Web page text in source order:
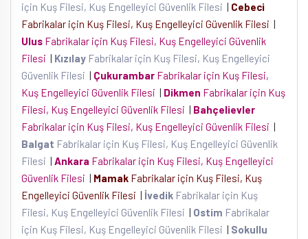
için Kuş Filesi, Kuş Engelleyici Güvenlik Filesi | Cebeci
Fabrikalar için Kuş Filesi, Kuş Engelleyici Güvenlik Filesi |
Ulus Fabrikalar için Kuş Filesi, Kuş Engelleyici Güvenlik
Filesi | Kızılay Fabrikalar için Kuş Filesi, Kuş Engelleyici
Güvenlik Filesi | Çukurambar Fabrikalar için Kuş Filesi,
Kuş Engelleyici Güvenlik Filesi | Dikmen Fabrikalar için Kuş
Filesi, Kuş Engelleyici Güvenlik Filesi | Bahçelievler
Fabrikalar için Kuş Filesi, Kuş Engelleyici Güvenlik Filesi |
Balgat Fabrikalar için Kuş Filesi, Kuş Engelleyici Güvenlik
Filesi | Ankara Fabrikalar için Kuş Filesi, Kuş Engelleyici
Güvenlik Filesi | Mamak Fabrikalar için Kuş Filesi, Kuş
Engelleyici Güvenlik Filesi | İvedik Fabrikalar için Kuş
Filesi, Kuş Engelleyici Güvenlik Filesi | Ostim Fabrikalar
için Kuş Filesi, Kuş Engelleyici Güvenlik Filesi | Sokullu